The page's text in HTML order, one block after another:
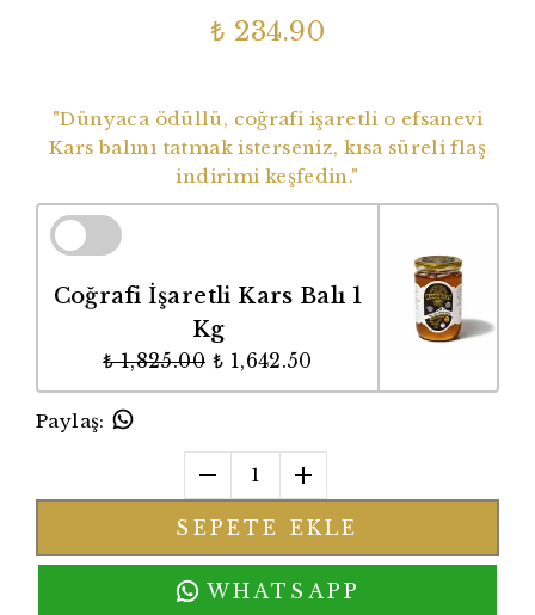
₺ 234.90
"Dünyaca ödüllü, coğrafi işaretli o efsanevi
Kars balını tatmak isterseniz, kısa süreli flaş
indirimi keşfedin."
Coğrafi İşaretli Kars Balı 1
Kg
₺ 1,825.00 ₺ 1,642.50
Paylaş:
1
SEPETE EKLE
WHATSAPP